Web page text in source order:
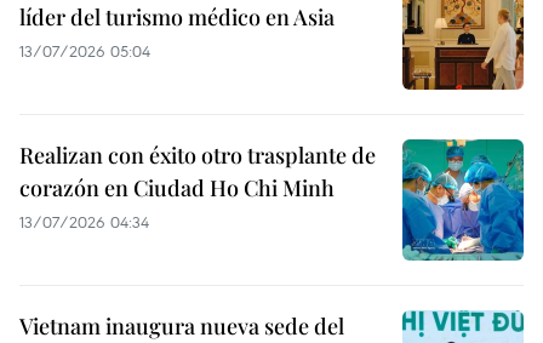
líder del turismo médico en Asia
13/07/2026 05:04
Realizan con éxito otro trasplante de
corazón en Ciudad Ho Chi Minh
13/07/2026 04:34
Vietnam inaugura nueva sede del